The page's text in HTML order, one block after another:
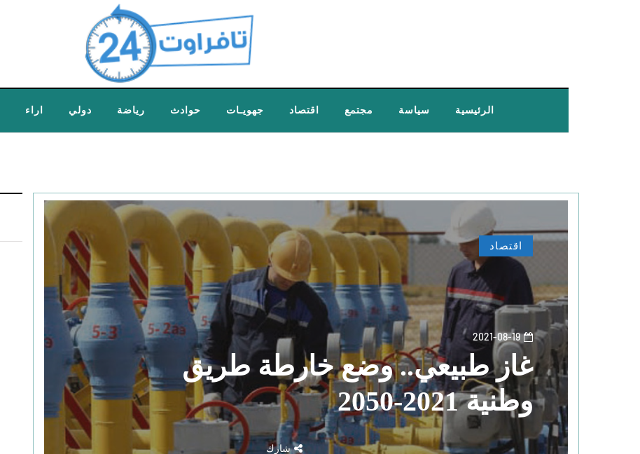
الرئيسية سياسة مجتمع اقتصاد جهويـات حوادث رياضة دولي اراء
اقتصاد
2021-08-19
غاز طبيعي.. وضع خارطة طريق
وطنية 2021-2050
شارك